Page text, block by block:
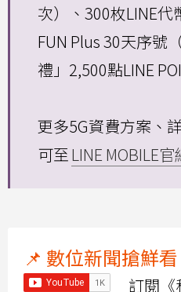
次）、300枚LINE代
FUN Plus 30天序號
禮」2,500點LINE
更多5G資費方案、
可至 LINE MOBILE官
📌 數位新聞搶鮮看
訂閱《